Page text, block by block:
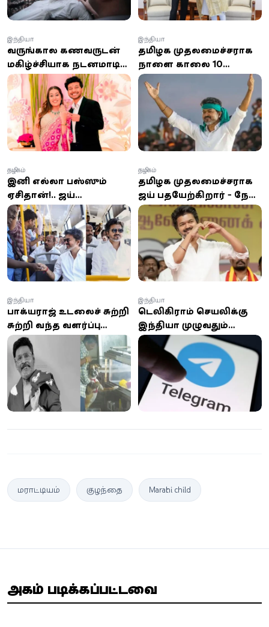
வருங்கால கணவருடன்
மகிழ்ச்சியாக நடனமாடிய
சில மணி நேரங்களில்
கொலை; பூனா
தொழிலதிபர் வழக்கில்
அதிர்ச்சி திருப்பம்
இந்தியா
தமிழக முதலமைச்சராக
நாளை காலை 10
மணிக்கு பதவியேற்கிறார்
விஜய்...!
இந்தியா
இனி எல்லா பஸ்ஸும்
ஏசிதான்!.. விஜய்
சொல்லிட்டாரு!..
அமைச்சர் சொன்ன
தகவல்!
தமிழகம்
தமிழக முதலமைச்சராக
விஜய் பதவியேற்கிறார் - நேரு
உள்விளையாட்டு அரங்கில்
பலத்த பாதுகாப்பு
தமிழகம்
பாக்யராஜ் உடலைச் சுற்றி
சுற்றி வந்த வளர்ப்பு
நாய்... கண்கலங்க
வைத்த நெகிழ்ச்சி
தருணம்
இந்தியா
டெலிகிராம் செயலிக்கு
இந்தியா முழுவதும்
தற்காலிகத் தடை
இந்தியா
மராட்டியம் குழந்தை Marathi child
அதிகம் படிக்கப்பட்டவை